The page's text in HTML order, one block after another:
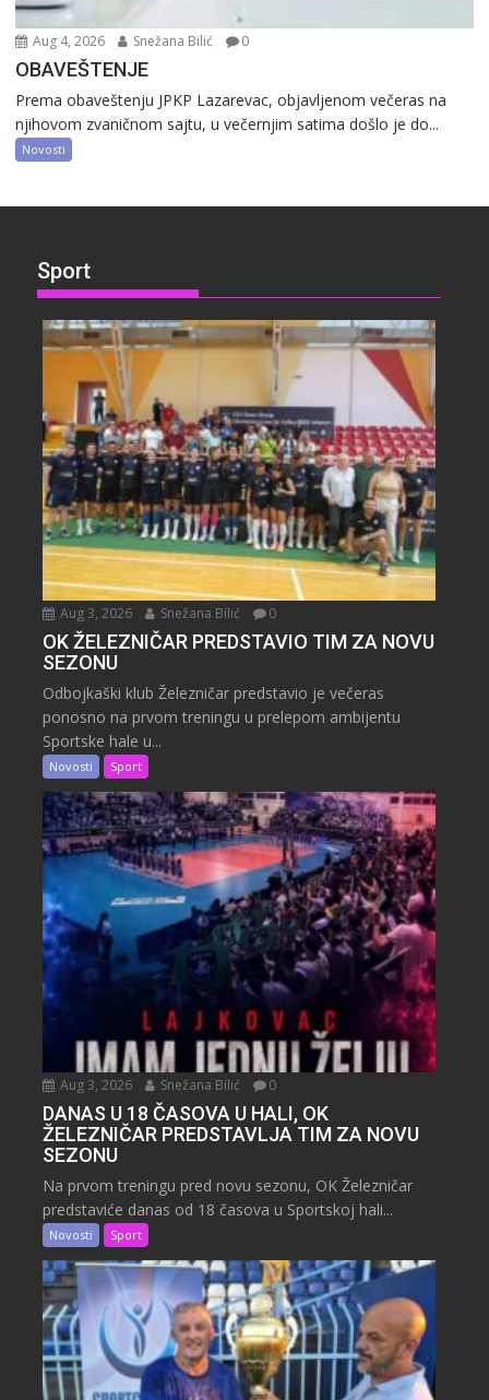
Aug 4, 2026 Snežana Bilić 0
OBAVEŠTENJE
Prema obaveštenju JPKP Lazarevac, objavljenom večeras na
njihovom zvaničnom sajtu, u večernjim satima došlo je do...
Novosti
Sport
Aug 3, 2026 Snežana Bilić 0
OK ŽELEZNIČAR PREDSTAVIO TIM ZA NOVU
SEZONU
Odbojkaški klub Železničar predstavio je večeras
ponosno na prvom treningu u prelepom ambijentu
Sportske hale u...
Novosti Sport
Aug 3, 2026 Snežana Bilić 0
DANAS U 18 ČASOVA U HALI, OK
ŽELEZNIČAR PREDSTAVLJA TIM ZA NOVU
SEZONU
Na prvom treningu pred novu sezonu, OK Železničar
predstaviće danas od 18 časova u Sportskoj hali...
Novosti Sport